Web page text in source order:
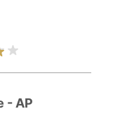
- AP